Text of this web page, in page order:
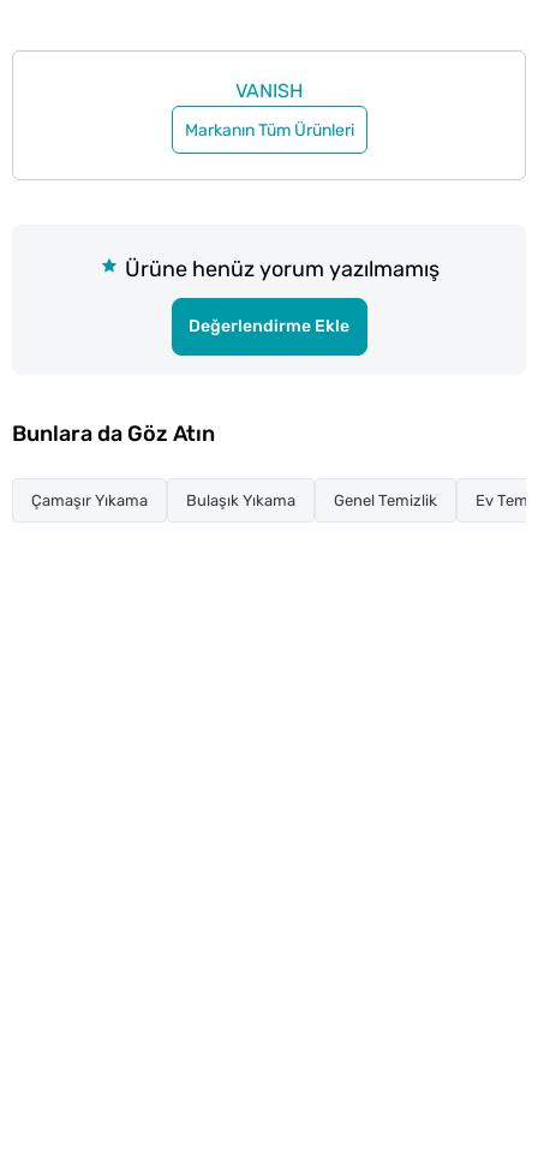
VANISH
Markanın Tüm Ürünleri
Ürüne henüz yorum yazılmamış
Değerlendirme Ekle
Bunlara da Göz Atın
Çamaşır Yıkama Bulaşık Yıkama Genel Temizlik Ev